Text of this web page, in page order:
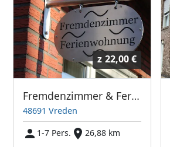
z 22,00 €
Fremdenzimmer & Ferienwohnung Vreden
48691 Vreden
1-7 Pers.
26,88 km